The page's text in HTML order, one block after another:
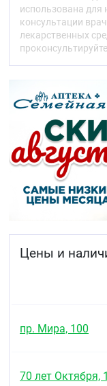
использована для
консультации
лекарственных
Цены и
пр. Мира, 100
70 лет Октября,